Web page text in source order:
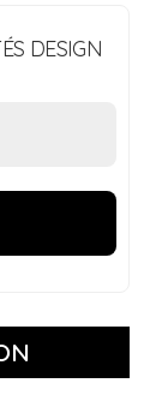
DESIGN